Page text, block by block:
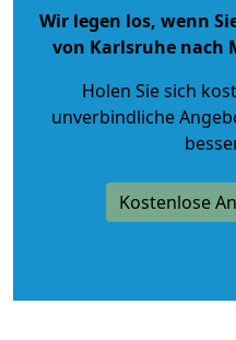
Wir legen los, wenn
von Karlsruhe nach
Holen Sie sich
unverbindliche
Kostenlose